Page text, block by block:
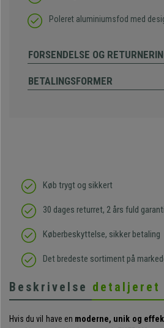
Poleret aluminiumsfod med
FORSENDELSE OG
BETALINGSFORMER
Køb trygt og sikkert
30 dages returret, 2 års fuld garanti
Køberbeskyttelse, sikker betaling
Det bredeste sortiment på
Beskrivelse detaljeret
Hvis du vil have en moderne, unik og